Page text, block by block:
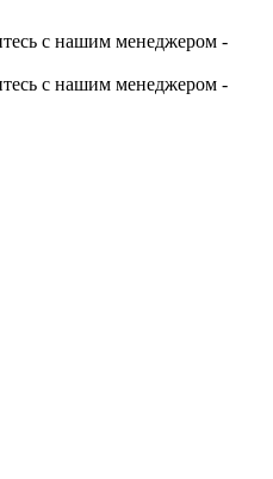
с нашим менеджером -
с нашим менеджером -